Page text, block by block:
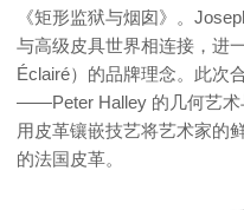
《矩形监狱与烟囱》。
与高级皮具世界相连接，进
Éclairé）的品牌理念。此次
——Peter Halley 的几何艺术
用皮革镶嵌技艺将艺术家的
的法国皮革。